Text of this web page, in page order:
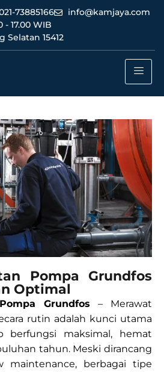
73885166
info@kamjaya.com
17.00 WIB
Selatan 15412
Pompa Grundfos
Optimal
Grundfos – Merawat
rutin adalah kunci utama
berfungsi maksimal, hemat
tahun. Meski dirancang
maintenance, berbagai tipe